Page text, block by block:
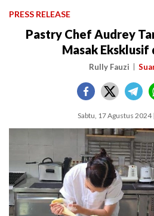
PRESS RELEASE
Pastry Chef Audrey
Masak Eksklusif
Rully Fauzi
Sabtu, 17 Agustus 2024